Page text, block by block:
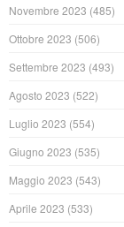
Novembre 2023 (485)
Ottobre 2023 (506)
Settembre 2023 (493)
Agosto 2023 (522)
Luglio 2023 (554)
Giugno 2023 (535)
Maggio 2023 (543)
Aprile 2023 (533)